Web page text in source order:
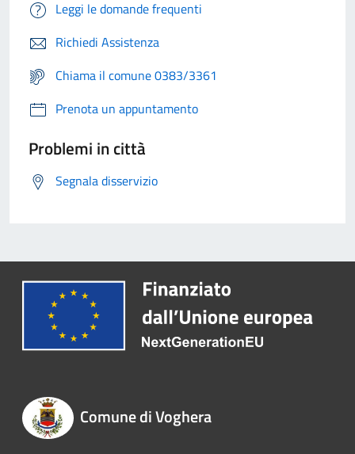
Leggi le domande frequenti
Richiedi Assistenza
Chiama il comune 0383/3361
Prenota un appuntamento
Problemi in città
Segnala disservizio
Comune di Voghera